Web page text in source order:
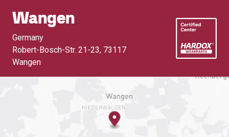
Wangen
Germany
Robert-Bosch-Str. 21-23, 73117
Wangen